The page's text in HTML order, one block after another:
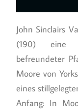
John Sinclairs
(190) eine
befreundeter
Moore von
eines
Anfang: In